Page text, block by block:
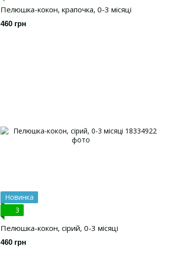
Пелюшка-кокон, крапочка, 0-3 місяці
460 грн
Новинка
3
Пелюшка-кокон, сірий, 0-3 місяці
460 грн